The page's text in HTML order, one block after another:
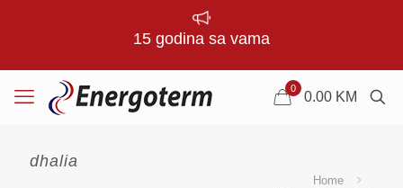
15 godina sa vama
0
0.00 KM
dhalia
Home